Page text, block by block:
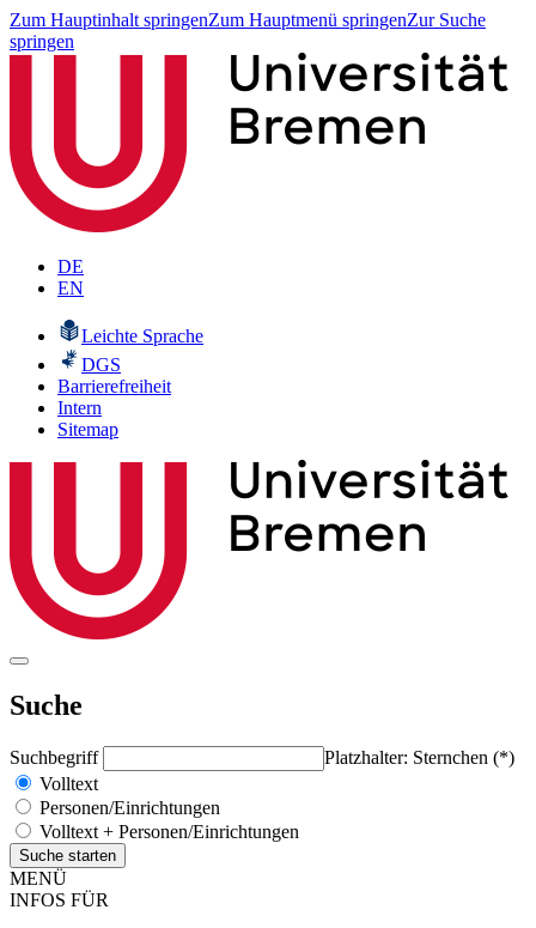
Zum Hauptinhalt springenZum Hauptmenü springenZur Suche
springen
DE
EN
Leichte Sprache
DGS
Barrierefreiheit
Intern
Sitemap
Suche
Suchbegriff
Platzhalter: Sternchen (*)
Volltext
Personen/Einrichtungen
Volltext + Personen/Einrichtungen
MENÜ
INFOS FÜR